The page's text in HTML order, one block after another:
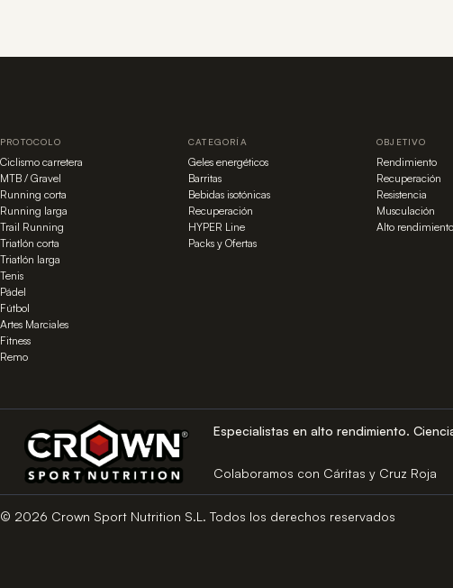
PROTOCOLO
Ciclismo carretera
MTB / Gravel
Running corta
Running larga
Trail Running
Triatlón corta
Triatlón larga
Tenis
Pádel
Fútbol
Artes Marciales
Fitness
Remo
CATEGORÍA
Geles energéticos
Barritas
Bebidas isotónicas
Recuperación
HYPER Line
Packs y Ofertas
OBJETIVO
Rendimiento
Recuperación
Resistencia
Musculación
Alto rendimiento
Especialistas en alto rendimiento.
Colaboramos con Cáritas y Cruz Roja
© 2026 Crown Sport Nutrition S.L. Todos los derechos reservados